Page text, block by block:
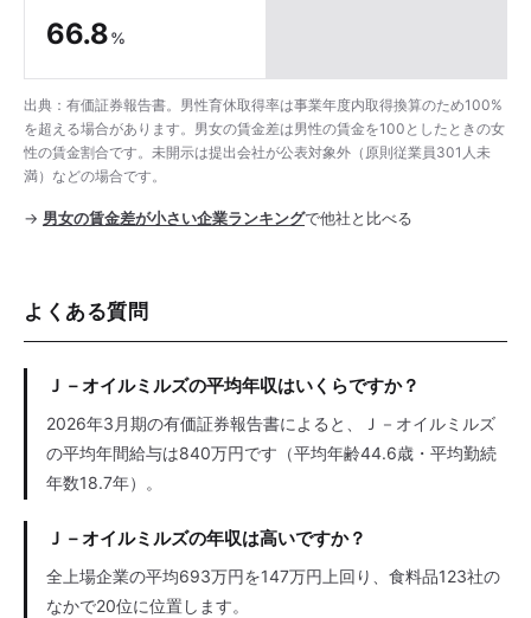
66.8%
出典：有価証券報告書。男性育休取得率は事業年度内取得換算のため100%
を超える場合があります。男女の賃金差は男性の賃金を100としたときの女
性の賃金割合です。未開示は提出会社が公表対象外（原則従業員301人未
満）などの場合です。
→ 男女の賃金差が小さい企業ランキングで他社と比べる
よくある質問
Ｊ－オイルミルズの平均年収はいくらですか？
2026年3月期の有価証券報告書によると、Ｊ－オイルミルズ
の平均年間給与は840万円です（平均年齢44.6歳・平均勤続
年数18.7年）。
Ｊ－オイルミルズの年収は高いですか？
全上場企業の平均693万円を147万円上回り、食料品123社の
なかで20位に位置します。